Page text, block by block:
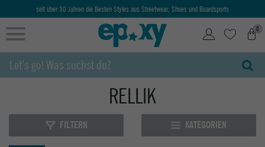
seit über 30 Jahren die Besten Styles aus Streetwear, Shoes und Boardsports
0
RELLIK
FILTERN KATEGORIEN